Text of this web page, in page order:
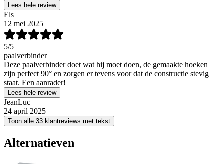
Lees hele review
Els
12 mei 2025
5/5
paalverbinder
Deze paalverbinder doet wat hij moet doen, de gemaakte hoeken
zijn perfect 90° en zorgen er tevens voor dat de constructie stevig
staat. Een aanrader!
Lees hele review
JeanLuc
24 april 2025
Toon alle 33 klantreviews met tekst
Alternatieven